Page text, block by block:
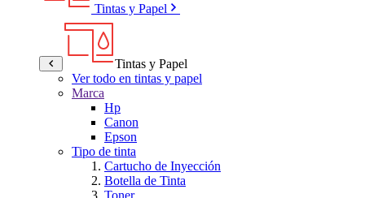
Tintas y Papel
Tintas y Papel
Ver todo en tintas y papel
Marca
Hp
Canon
Epson
Tipo de tinta
Cartucho de Inyección
Botella de Tinta
Toner